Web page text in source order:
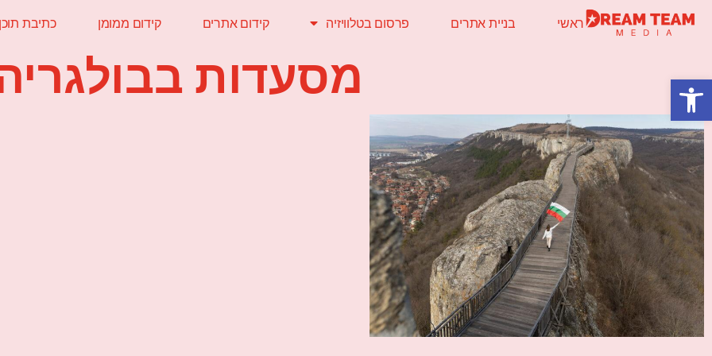
ראשי בניית אתרים פרסום בטלוויזיה קידום אתרים קידום ממומן כתיבת תוכן
מסעדות פתח סרגל נגישות